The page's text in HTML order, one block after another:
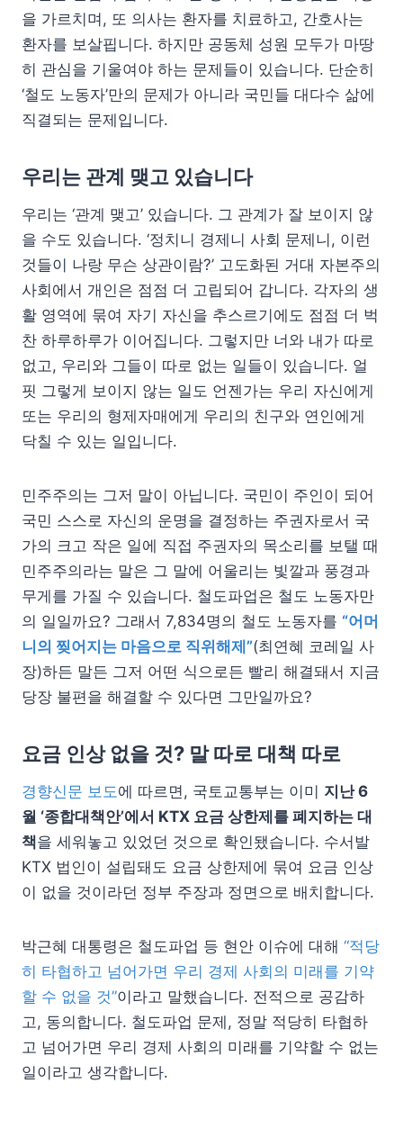
을 가르치며, 또 의사는 환자를 치료하고, 간호사는
환자를 보살핍니다. 하지만 공동체 성원 모두가 마땅
히 관심을 기울여야 하는 문제들이 있습니다. 단순히
‘철도 노동자’만의 문제가 아니라 국민들 대다수 삶에
직결되는 문제입니다.
우리는 관계 맺고 있습니다
우리는 ‘관계 맺고’ 있습니다. 그 관계가 잘 보이지 않
을 수도 있습니다. ‘정치니 경제니 사회 문제니, 이런
것들이 나랑 무슨 상관이람?’ 고도화된 거대 자본주의
사회에서 개인은 점점 더 고립되어 갑니다. 각자의 생
활 영역에 묶여 자기 자신을 추스르기에도 점점 더 벅
찬 하루하루가 이어집니다. 그렇지만 너와 내가 따로
없고, 우리와 그들이 따로 없는 일들이 있습니다. 얼
핏 그렇게 보이지 않는 일도 언젠가는 우리 자신에게
또는 우리의 형제자매에게 우리의 친구와 연인에게
닥칠 수 있는 일입니다.
민주주의는 그저 말이 아닙니다. 국민이 주인이 되어
국민 스스로 자신의 운명을 결정하는 주권자로서 국
가의 크고 작은 일에 직접 주권자의 목소리를 보탤 때
민주주의라는 말은 그 말에 어울리는 빛깔과 풍경과
무게를 가질 수 있습니다. 철도파업은 철도 노동자만
의 일일까요? 그래서 7,834명의 철도 노동자를 “어머
니의 찢어지는 마음으로 직위해제”(최연혜 코레일 사
장)하든 말든 그저 어떤 식으로든 빨리 해결돼서 지금
당장 불편을 해결할 수 있다면 그만일까요?
요금 인상 없을 것? 말 따로 대책 따로
경향신문 보도에 따르면, 국토교통부는 이미 지난 6
월 ‘종합대책안’에서 KTX 요금 상한제를 폐지하는 대
책을 세워놓고 있었던 것으로 확인됐습니다. 수서발
KTX 법인이 설립돼도 요금 상한제에 묶여 요금 인상
이 없을 것이라던 정부 주장과 정면으로 배치합니다.
박근혜 대통령은 철도파업 등 현안 이슈에 대해 “적당
히 타협하고 넘어가면 우리 경제 사회의 미래를 기약
할 수 없을 것”이라고 말했습니다. 전적으로 공감하
고, 동의합니다. 철도파업 문제, 정말 적당히 타협하
고 넘어가면 우리 경제 사회의 미래를 기약할 수 없는
일이라고 생각합니다.